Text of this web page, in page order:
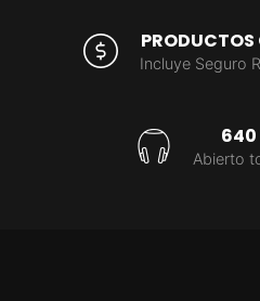
Incluye Seguro
640
Abierto